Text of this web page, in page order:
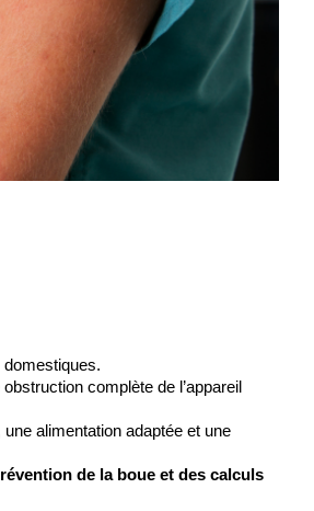
complète de l’appareil
alimentation adaptée et une
de la boue et des calculs